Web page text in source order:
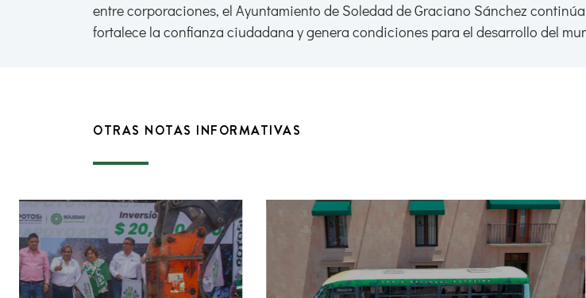
entre corporaciones, el Ayuntamiento de Soledad de Graciano Sánchez
fortalece la confianza ciudadana y genera condiciones para el desarrollo del
OTRAS NOTAS INFORMATIVAS